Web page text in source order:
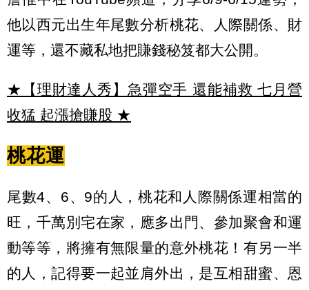
他以西元出生年尾數分析桃花、人際關係、財
運等，還不藏私地把賺錢秘笈都大公開。
★【理財達人秀】急彈空手 還能補救 七月營
收猛 起漲搶賺股 ★
桃花運
尾數4、6、9的人，桃花和人際關係運相當的
旺，千萬別宅在家，應多出門、參加聚會和運
動等等，將擁有無限量的意外桃花！有另一半
的人，記得要一起並肩外出，是互相甜蜜、恩